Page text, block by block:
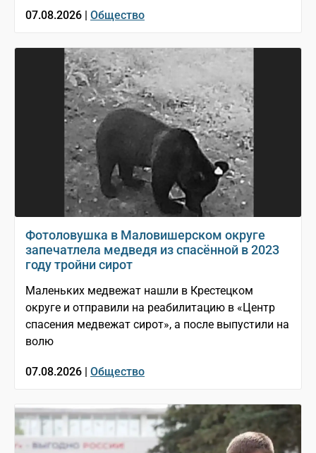
07.08.2026 | Общество
Фотоловушка в Маловишерском округе
запечатлела медведя из спасённой в 2023
году тройни сирот
Маленьких медвежат нашли в Крестецком
округе и отправили на реабилитацию в «Центр
спасения медвежат сирот», а после выпустили на
волю
07.08.2026 | Общество